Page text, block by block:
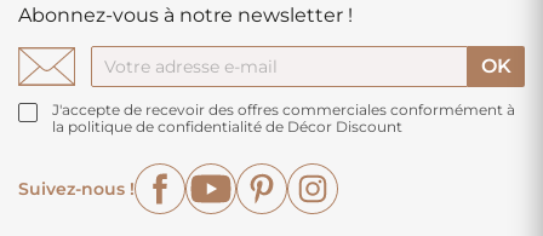
Abonnez-vous à notre newsletter !
J'accepte de recevoir des offres commerciales conformément à
la politique de confidentialité de Décor Discount
Suivez-nous !
FacebookYouTubePinterest